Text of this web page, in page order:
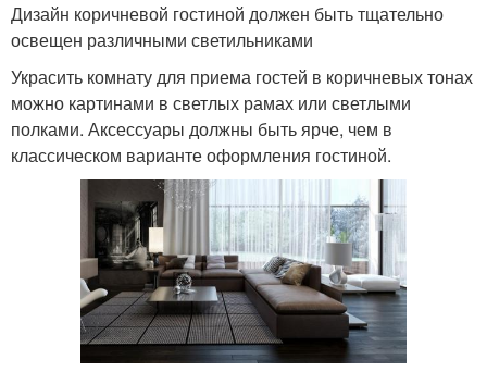
Дизайн коричневой гостиной должен быть тщательно
освещен различными светильниками
Украсить комнату для приема гостей в коричневых тонах
можно картинами в светлых рамах или светлыми
полками. Аксессуары должны быть ярче, чем в
классическом варианте оформления гостиной.